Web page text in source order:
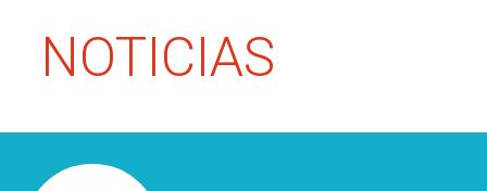
NOTICIAS